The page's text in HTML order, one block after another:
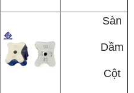
Sàn
Dầm
Cột